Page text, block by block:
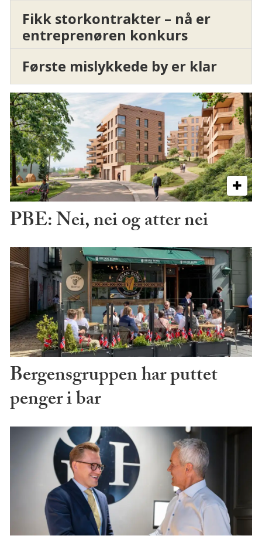
Fikk storkontrakter – nå er
entreprenøren konkurs
Første mislykkede by er klar
PBE: Nei, nei og atter nei
Bergensgruppen har puttet
penger i bar